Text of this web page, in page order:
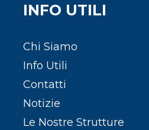
INFO UTILI
Chi Siamo
Info Utili
Contatti
Notizie
Le Nostre Strutture